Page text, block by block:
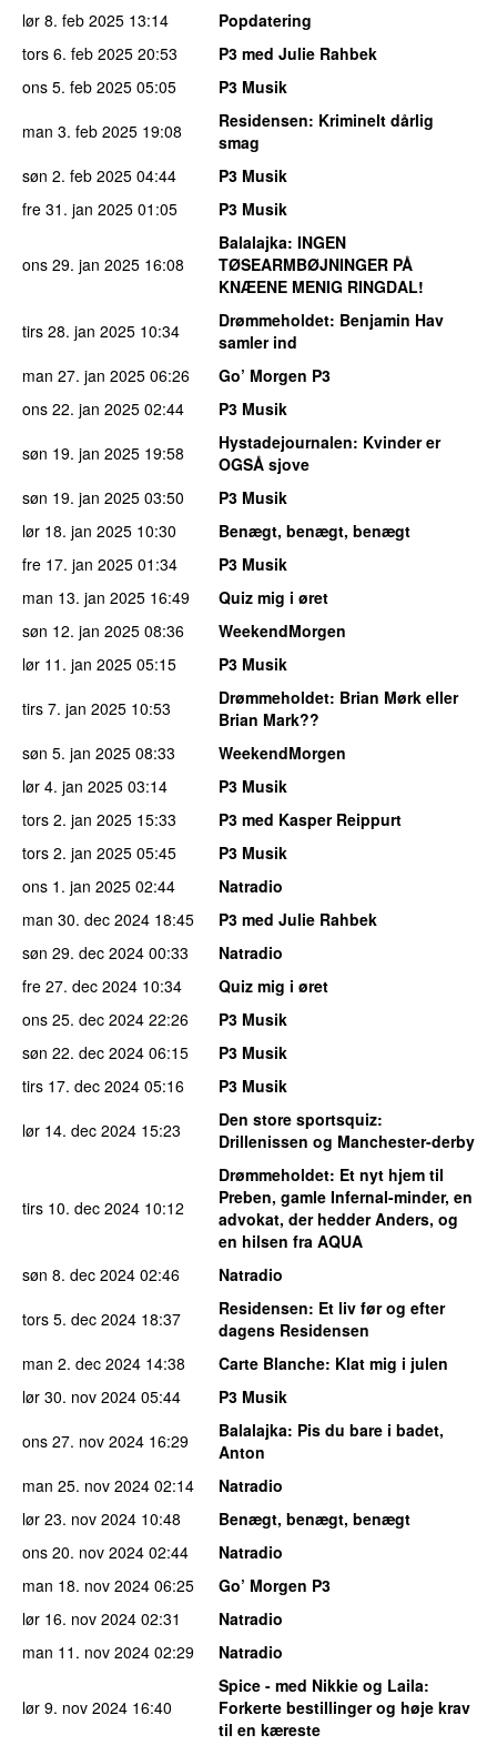
lør 8. feb 2025 13:14
Popdatering
tors 6. feb 2025 20:53
P3 med Julie Rahbek
ons 5. feb 2025 05:05
P3 Musik
man 3. feb 2025 19:08 Residensen: Kriminelt dårlig
smag
søn 2. feb 2025 04:44
P3 Musik
fre 31. jan 2025 01:05 P3 Musik
ons 29. jan 2025 16:08
Balalajka: INGEN
TØSEARMBØJNINGER PÅ
KNÆENE MENIG RINGDAL!
tirs 28. jan 2025 10:34 Drømmeholdet: Benjamin Hav
samler ind
man 27. jan 2025 06:26
Go’ Morgen P3
ons 22. jan 2025 02:44
P3 Musik
søn 19. jan 2025 19:58 Hystadejournalen: Kvinder er
OGSÅ sjove
søn 19. jan 2025 03:50
P3 Musik
lør 18. jan 2025 10:30
Benægt, benægt, benægt
fre 17. jan 2025 01:34
P3 Musik
man 13. jan 2025 16:49
Quiz mig i øret
søn 12. jan 2025 08:36
WeekendMorgen
lør 11. jan 2025 05:15
P3 Musik
tirs 7. jan 2025 10:53 Drømmeholdet: Brian Mørk eller
Brian Mark??
søn 5. jan 2025 08:33
WeekendMorgen
lør 4. jan 2025 03:14
P3 Musik
tors 2. jan 2025 15:33
P3 med Kasper Reippurt
tors 2. jan 2025 05:45
P3 Musik
ons 1. jan 2025 02:44
Natradio
man 30. dec 2024 18:45
P3 med Julie Rahbek
søn 29. dec 2024 00:33
Natradio
fre 27. dec 2024 10:34
Quiz mig i øret
ons 25. dec 2024 22:26
P3 Musik
søn 22. dec 2024 06:15
P3 Musik
tirs 17. dec 2024 05:16
P3 Musik
lør 14. dec 2024 15:23 Den store sportsquiz:
Drillenissen og Manchester-derby
tirs 10. dec 2024 10:12
Drømmeholdet: Et nyt hjem til
Preben, gamle Infernal-minder, en
advokat, der hedder Anders, og
en hilsen fra AQUA
søn 8. dec 2024 02:46
Natradio
tors 5. dec 2024 18:37 Residensen: Et liv før og efter
dagens Residensen
man 2. dec 2024 14:38 Carte Blanche: Klat mig i julen
lør 30. nov 2024 05:44
P3 Musik
ons 27. nov 2024 16:29 Balalajka: Pis du bare i badet,
Anton
man 25. nov 2024 02:14
Natradio
lør 23. nov 2024 10:48
Benægt, benægt, benægt
ons 20. nov 2024 02:44
Natradio
man 18. nov 2024 06:25
Go’ Morgen P3
lør 16. nov 2024 02:31
Natradio
man 11. nov 2024 02:29 Natradio
lør 9. nov 2024 16:40
Spice - med Nikkie og Laila:
Forkerte bestillinger og høje krav
til en kæreste